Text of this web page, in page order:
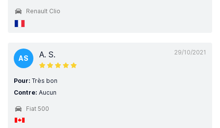
Renault Clio
29/10/2021
AS A. S.
Pour: Très bon
Contre: Aucun
Fiat 500